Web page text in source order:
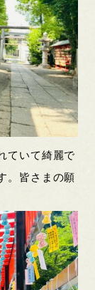
ていて綺麗で
。皆さまの願